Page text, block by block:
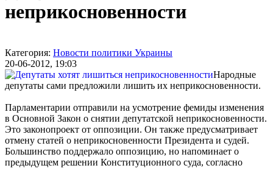
неприкосновенности
Категория: Новости политики Украины
20-06-2012, 19:03
Народные
депутаты сами предложили лишить их неприкосновенности.
Парламентарии отправили на усмотрение фемиды изменения
в Основной Закон о снятии депутатской неприкосновенности.
Это законопроект от оппозиции. Он также предусматривает
отмену статей о неприкосновенности Президента и судей.
Большинство поддержало оппозицию, но напоминает о
предыдущем решении Конституционного суда, согласно